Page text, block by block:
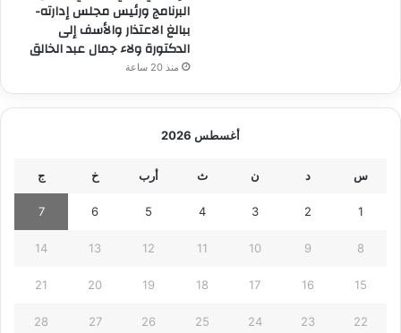
البرنامج ورئيس مجلس إدارته-
ببالغ الاعتذار والأسف إلى
الدكتورة ولاء جمال عبد الخالق
منذ 20 ساعة
أغسطس 2026
س د ن ث أرب خ ج
1
2
3
4
5
6
7
8
9
10
11
12
13
14
15
16
17
18
19
20
21
22
23
24
25
26
27
28